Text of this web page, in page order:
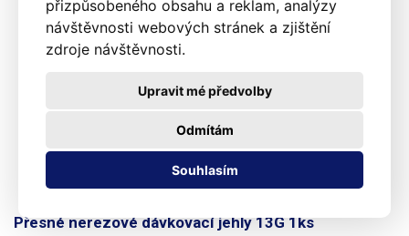
přizpůsobeného obsahu a reklam, analýzy
návštěvnosti webových stránek a zjištění
zdroje návštěvnosti.
Souhlasím
Odmítám
Upravit mé předvolby
Přesné nerezové dávkovací jehly 13G 1ks